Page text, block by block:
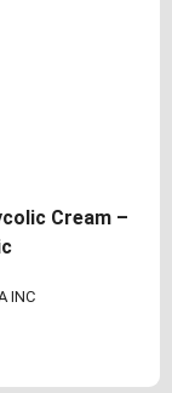
Cream –
INC